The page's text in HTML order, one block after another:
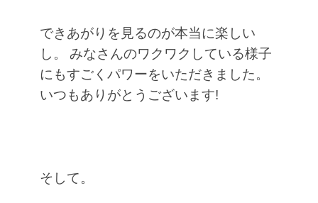
できあがりを見るのが本当に楽しい
し。
みなさんのワクワクしている様子
にもすごくパワーをいただきました。
いつもありがとうございます!
そして。